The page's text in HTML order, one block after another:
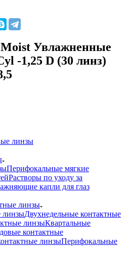
Увлажненные
-1,25 D (30 линз)
линзы
Перифокальные мягкие
Растворы по уходу за
капли для глаз
линзы
линзыДвухнедельные контактные
линзыКвартальные
контактные
линзыПерифокальные